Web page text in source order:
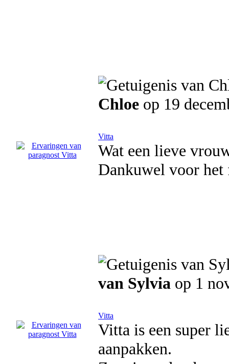
Chloe op 19
Vitta
Wat een lieve
Dankuwel voor
van Sylvia op 1
Vitta
Vitta is een super
aanpakken.